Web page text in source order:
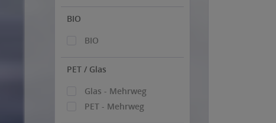
BIO
BIO
PET / Glas
Glas - Mehrweg
PET - Mehrweg